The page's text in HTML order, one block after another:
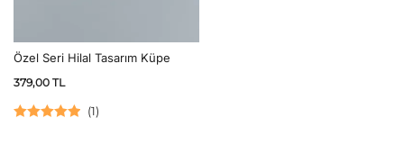
Özel Seri Hilal Tasarım Küpe
379,00 TL
(1)